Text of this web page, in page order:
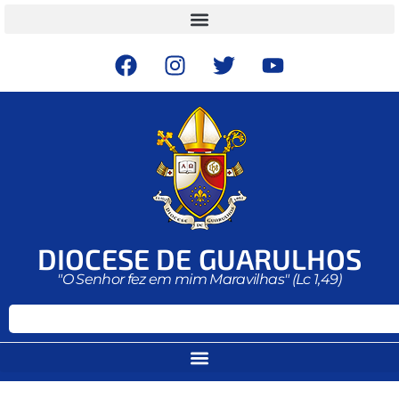
DIOCESE DE GUARULHOS
"O Senhor fez em mim Maravilhas" (Lc 1,49)